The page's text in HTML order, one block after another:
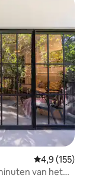
Gemiddelde
4,9 (155)
van het